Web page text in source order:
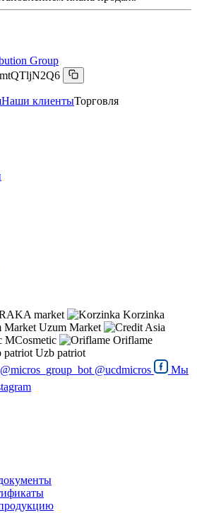
Group
Наши клиентыТорговля
market
Korzinka
Uzum Market
MCosmetic
Oriflame
Uzb patriot
@micros_group_bot @ucdmicros
Мы